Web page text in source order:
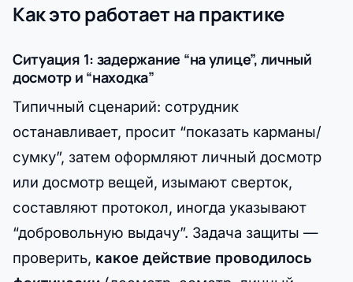
Как это работает на практике
Ситуация 1: задержание “на улице”, личный
досмотр и “находка”
Типичный сценарий: сотрудник
останавливает, просит “показать карманы/
сумку”, затем оформляют личный досмотр
или досмотр вещей, изымают сверток,
составляют протокол, иногда указывают
“добровольную выдачу”. Задача защиты —
проверить, какое действие проводилось